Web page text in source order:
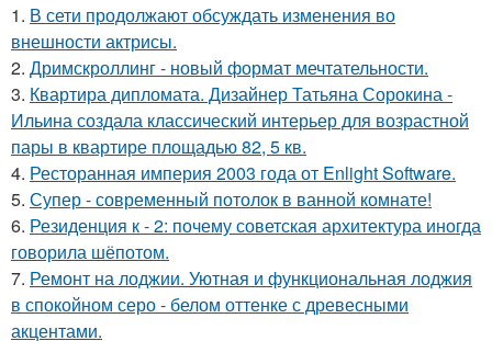
1. В сети продолжают обсуждать изменения во
внешности актрисы.
2. Дримскроллинг - новый формат мечтательности.
3. Квартира дипломата. Дизайнер Татьяна Сорокина -
Ильина создала классический интерьер для возрастной
пары в квартире площадью 82, 5 кв.
4. Ресторанная империя 2003 года от Enlight Software.
5. Супер - современный потолок в ванной комнате!
6. Резиденция к - 2: почему советская архитектура иногда
говорила шёпотом.
7. Ремонт на лоджии. Уютная и функциональная лоджия
в спокойном серо - белом оттенке с древесными
акцентами.